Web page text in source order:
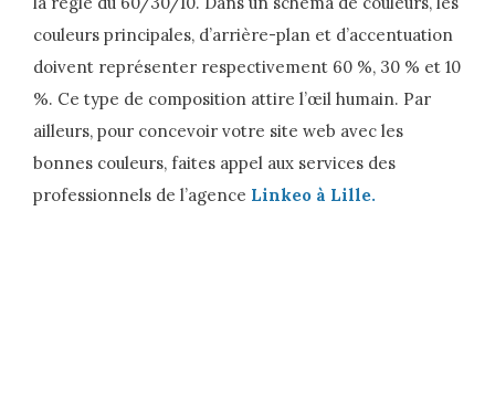
couleurs principales, d’arrière-plan et d’accentuation
doivent représenter respectivement 60 %, 30 % et 10
%. Ce type de composition attire l’œil humain. Par
ailleurs, pour concevoir votre site web avec les
bonnes couleurs, faites appel aux services des
professionnels de l’agence Linkeo à Lille.